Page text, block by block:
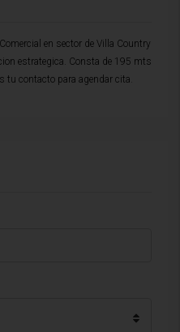
en sector de Villa Country
estrategica. Consta de 195 mts
tu contacto para agendar cita.